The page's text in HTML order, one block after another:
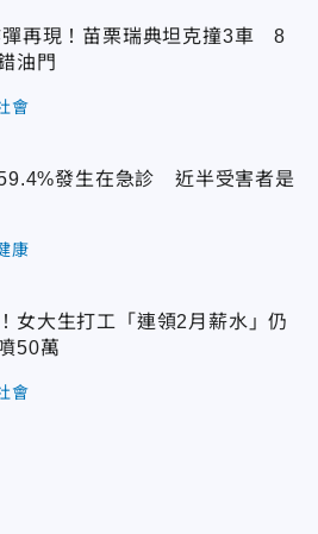
彈再現！苗栗瑞典坦克撞3車 8
油門
會
發生在急診 近半受害者是
康
女大生打工「連領2月薪水」仍
50萬
會